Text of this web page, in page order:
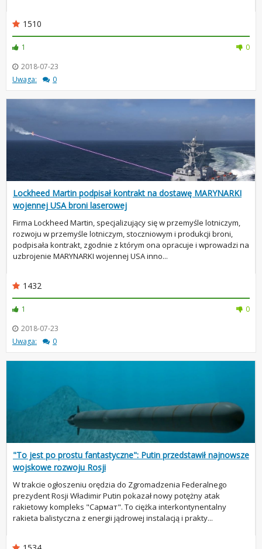
1510
1
0
2018-07-23
Uwaga:
0
Lockheed Martin podpisał kontrakt na dostawę MARYNARKI
wojennej USA broni laserowej
Firma Lockheed Martin, specjalizujący się w przemyśle lotniczym,
rozwoju w przemyśle lotniczym, stoczniowym i produkcji broni,
podpisała kontrakt, zgodnie z którym ona opracuje i wprowadzi na
uzbrojenie MARYNARKI wojennej USA inno...
1432
1
0
2018-07-23
Uwaga:
0
"To jest po prostu fantastyczne": Putin przedstawił najnowsze
wojskowe rozwoju Rosji
W trakcie ogłoszeniu orędzia do Zgromadzenia Federalnego
prezydent Rosji Władimir Putin pokazał nowy potężny atak
rakietowy kompleks "Сармат". To ciężka interkontynentalny
rakieta balistyczna z energii jądrowej instalacją i prakty...